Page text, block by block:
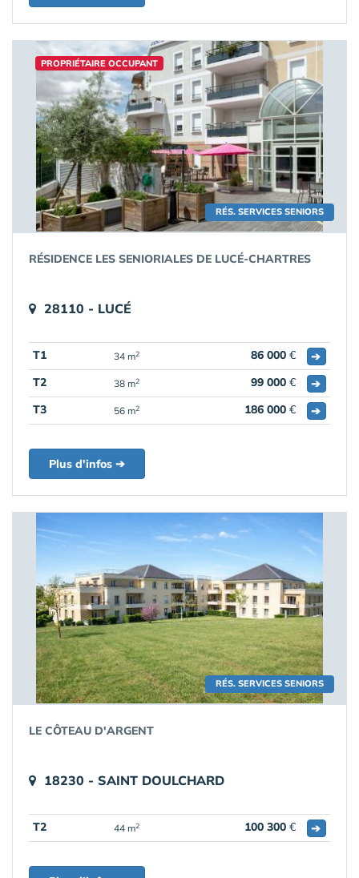
RÉS. SERVICES SENIORS
PROPRIÉTAIRE OCCUPANT
RÉSIDENCE LES SENIORIALES DE LUCÉ-CHARTRES
28110 - LUCÉ
T1 34 m2 86 000 €
➔
T2
38 m2 99 000 €
➔
T3
56 m2 186 000 € ➔
Plus d'infos ➔
RÉS. SERVICES SENIORS
LE CÔTEAU D'ARGENT
18230 - SAINT DOULCHARD
T2 44 m2 100 300 € ➔